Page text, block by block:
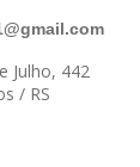
Julho, 442
/ RS